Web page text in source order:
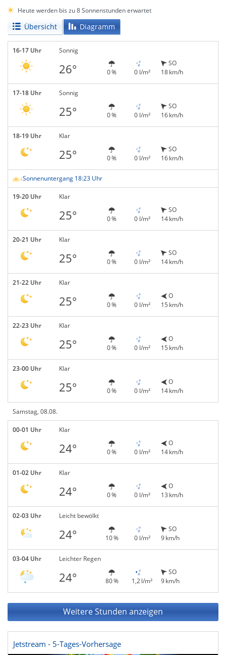
Heute werden bis zu 8 Sonnenstunden erwartet
Übersicht Diagramm
16-17 Uhr Sonnig
26° 0 % 0 l/m²
SO
18 km/h
17-18 Uhr Sonnig
25° 0 % 0 l/m²
SO
16 km/h
18-19 Uhr Klar
25° 0 % 0 l/m²
SO
16 km/h
Sonnenuntergang 18:23 Uhr
19-20 Uhr Klar
25° 0 % 0 l/m²
SO
14 km/h
20-21 Uhr Klar
25° 0 % 0 l/m²
SO
14 km/h
21-22 Uhr Klar
25° 0 % 0 l/m²
O
15 km/h
22-23 Uhr Klar
25° 0 % 0 l/m²
O
15 km/h
23-00 Uhr Klar
25° 0 % 0 l/m²
O
14 km/h
Samstag, 08.08.
00-01 Uhr Klar
24° 0 % 0 l/m²
O
14 km/h
01-02 Uhr Klar
24° 0 % 0 l/m²
O
13 km/h
02-03 Uhr Leicht bewölkt
24° 10 % 0 l/m²
SO
9 km/h
03-04 Uhr Leichter Regen
24° 80 % 1,2 l/m²
SO
9 km/h
Weitere Stunden anzeigen
Jetstream - 5-Tages-Vorhersage